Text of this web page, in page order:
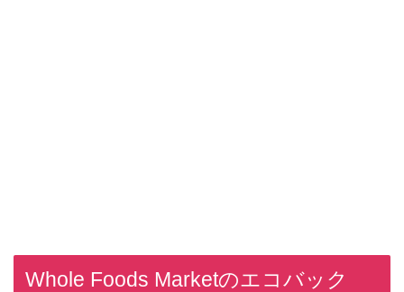
Whole Foods Marketのエコバック